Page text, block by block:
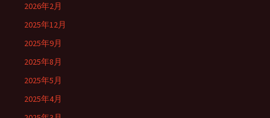
2026年2月
2025年12月
2025年9月
2025年8月
2025年5月
2025年4月